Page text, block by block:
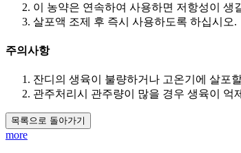
이 농약은 연속하여 사용하면 저항성이 생
살포액 조제 후 즉시 사용하도록 하십시오.​
주의사항
잔디의 생육이 불량하거나 고온기에 살포
관주처리시 관주량이 많을 경우 생육이 억
목록으로 돌아가기
more